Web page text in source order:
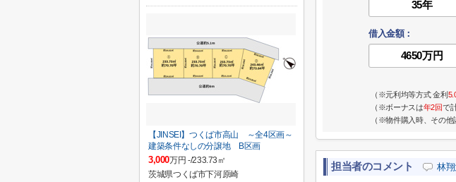
借入金額：
（※元利均等方式 金利
（※ボーナスは年2回で
（※物件購入時、その他
担当者のコメント 林
【JINSEI】つくば市高山 ～全4区画～
建築条件なしの分譲地 B区画
3,000万円 -/233.73㎡
茨城県つくば市下河原崎